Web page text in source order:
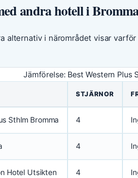
andra hotell i
alternativ i närområdet visar
Jämförelse: Best Western Plus
STJÄRNOR
Sthlm Bromma 4
4
Hotel Utsikten 4